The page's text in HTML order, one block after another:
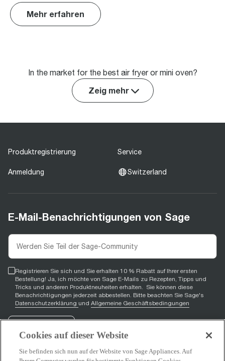
Mehr erfahren
In the market for the best air fryer or mini oven?
Zeig mehr
Produktregistrierung Service
Anmeldung Switzerland
E-Mail-Benachrichtigungen von Sage
Registrieren Sie sich und Sie erhalten 10 % Rabatt auf Ihrer ersten
Bestellung! Ja, ich möchte von Sage E-Mails zu Rezepten, Tipps und
Tricks und anderen Produktneuheiten erhalten. Sie können diese
Benachrichtigungen jederzeit abbestellen. Bitte beachten Sie Sage's
Datenschutzerklärung und Allgemeine Geschäftsbedingungen
Registrieren
Cookies auf dieser Website
Sie befinden sich nun auf der Website von Sage Appliances. Auf